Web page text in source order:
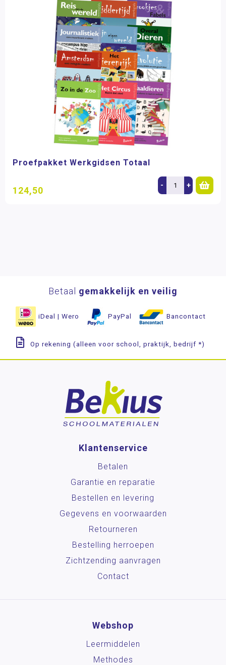
Proefpakket Werkgidsen Totaal
124,50 - +
Betaal gemakkelijk en veilig
iDeal | Wero PayPal Bancontact
Op rekening (alleen voor school, praktijk, bedrijf *)
Klantenservice
Betalen
Garantie en reparatie
Bestellen en levering
Gegevens en voorwaarden
Retourneren
Bestelling herroepen
Zichtzending aanvragen
Contact
Webshop
Leermiddelen
Methodes